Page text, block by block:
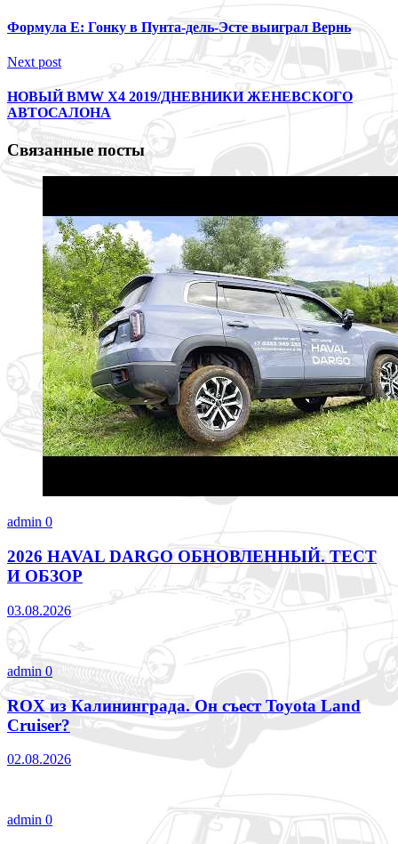
Формула E: Гонку в Пунта-дель-Эсте выиграл Вернь
Next post
НОВЫЙ BMW X4 2019/ДНЕВНИКИ ЖЕНЕВСКОГО
АВТОСАЛОНА
Связанные посты
admin 0
2026 HAVAL DARGO ОБНОВЛЕННЫЙ. ТЕСТ
И ОБЗОР
03.08.2026
admin 0
ROX из Калининграда. Он съест Toyota Land
Cruiser?
02.08.2026
admin 0